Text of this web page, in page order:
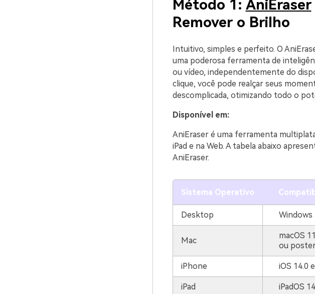
Método 1: AniEraser
Remover o Brilho
Intuitivo, simples e perfeito. O
uma poderosa ferramenta de
ou vídeo, independentemente do
clique, você pode realçar seus
descomplicada, otimizando todo o
Disponível em:
AniEraser é uma ferramenta
iPad e na Web. A tabela abaixo
AniEraser.
Sistema Operativo
Desktop Windows
Mac
macOS
ou
iPhone iOS 14.0
iPad iPadOS